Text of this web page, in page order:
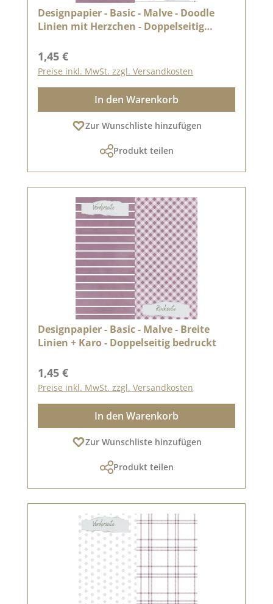
Designpapier - Basic - Malve - Doodle
Linien mit Herzchen - Doppelseitig
Regulärer Preis:
1,45 €
Preise inkl. MwSt. zzgl. Versandkosten
In den Warenkorb
Zur Wunschliste hinzufügen
Produkt teilen
Designpapier - Basic - Malve - Breite
Linien + Karo - Doppelseitig bedruckt
Regulärer Preis:
1,45 €
Preise inkl. MwSt. zzgl. Versandkosten
In den Warenkorb
Zur Wunschliste hinzufügen
Produkt teilen